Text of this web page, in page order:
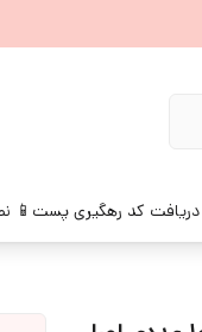
کد رهگیری پست 📱